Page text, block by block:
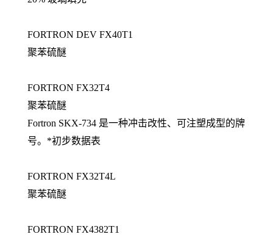
FORTRON DEV FX40T1
聚苯硫醚
FORTRON FX32T4
聚苯硫醚
Fortron SKX-734 是一种冲击改性、可注塑成型的牌
号。*初步数据表
FORTRON FX32T4L
聚苯硫醚
FORTRON FX4382T1